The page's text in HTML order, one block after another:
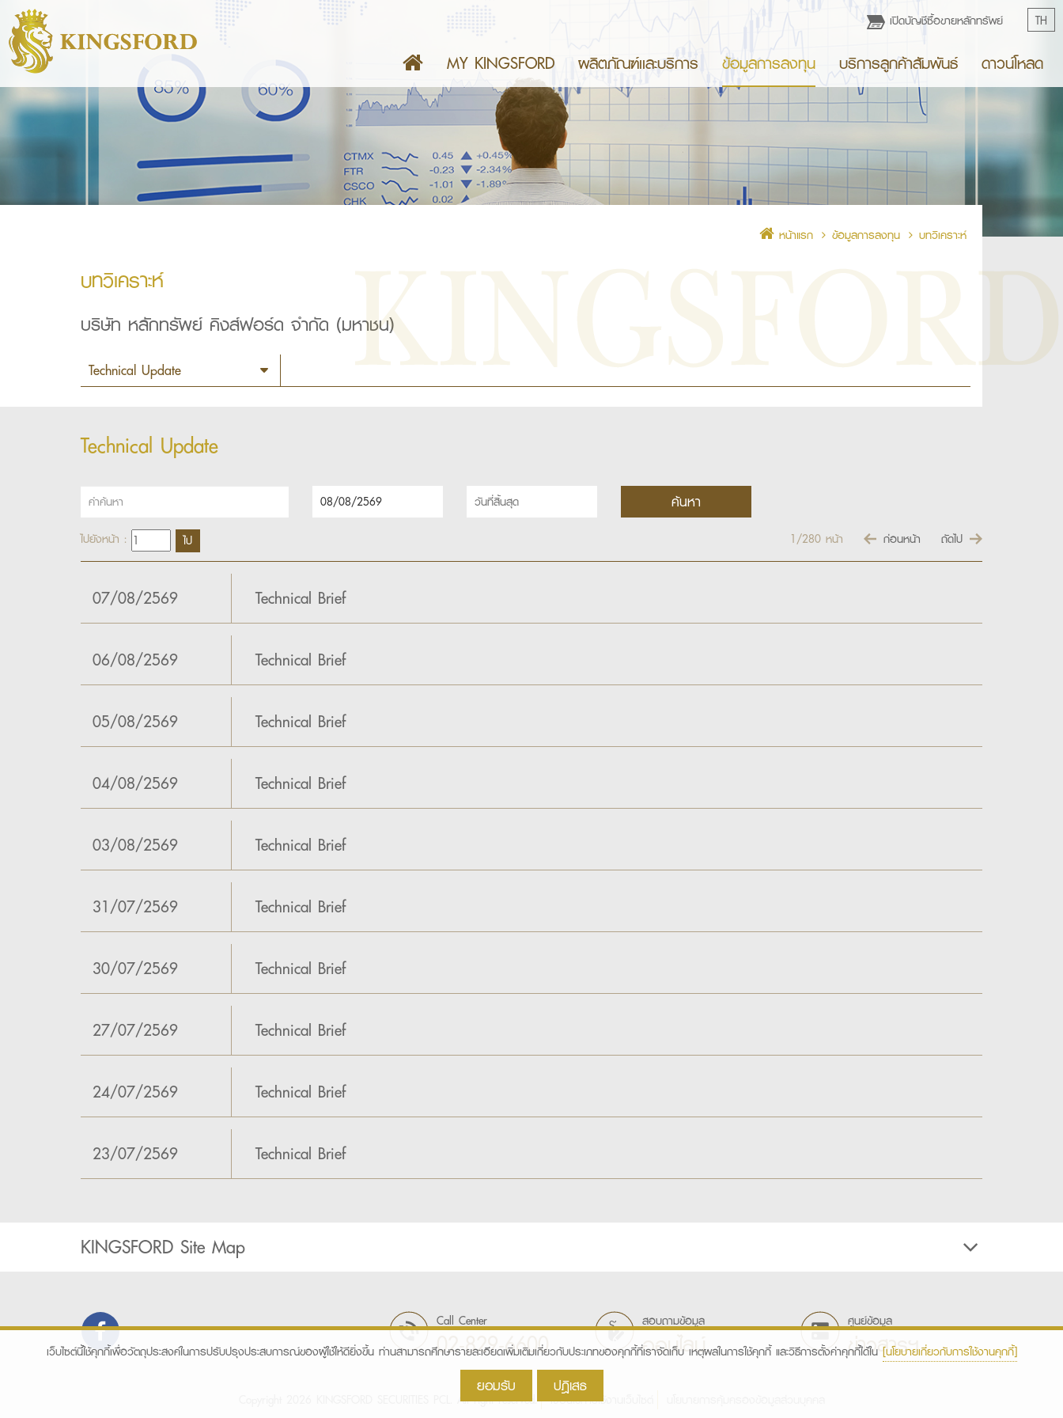
เปิดบัญชีซื้อขายหลักทรัพย์ TH
MY KINGSFORD ผลิตภัณฑ์เเละบริการ ข้อมูลการลงทุน บริการลูกค้าสัมพันธ์ ดาวน์โหลด
หน้าแรก ข้อมูลการลงทุน บทวิเคราะห์
บทวิเคราะห์
บริษัท หลักทรัพย์ คิงส์ฟอร์ด จำกัด (มหาชน)
Technical Update
ไปยังหน้า : 1/280 หน้า ก่อนหน้า ถัดไป
07/08/2569 Technical Brief
06/08/2569 Technical Brief
05/08/2569 Technical Brief
04/08/2569 Technical Brief
03/08/2569 Technical Brief
31/07/2569 Technical Brief
30/07/2569 Technical Brief
27/07/2569 Technical Brief
24/07/2569 Technical Brief
23/07/2569 Technical Brief
KINGSFORD Site Map
Call Center
02-829-6600
สอบถามข้อมูล
ออนไลน์
ศูนย์ข้อมูล
ข่าวสารฯ
Copyright 2026 KINGSFORD SECURITIES PCL. All right reserved. เงื่อนไขการใช้งานเว็บไซต์
เว็บไซต์นี้ใช้คุกกี้เพื่อวัตถุประสงค์ในการปรับปรุงประสบการณ์ของผู้ใช้ให้ดียิ่งขึ้น ท่านสามารถศึกษารายละเอียดเพิ่มเติมเกี่ยวกับประเภทของคุกกี้ที่เราจัดเก็บ เหตุผลในการใช้คุกกี้ และวิธีการตั้งค่าคุกกี้ได้ใน [นโยบายเกี่ยวกับการใช้งานคุกกี้]
ยอมรับ ปฎิเสธ